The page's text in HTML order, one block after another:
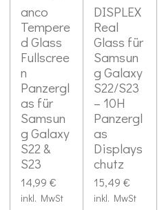
anco
Tempere
d Glass
Fullscree
n
Panzergl
as für
Samsun
g Galaxy
S22 &
S23
14,99 €
inkl. MwSt
DISPLEX
Real
Glass für
Samsun
g Galaxy
S22/S23
– 10H
Panzergl
as
Displays
chutz
15,49 €
inkl. MwSt